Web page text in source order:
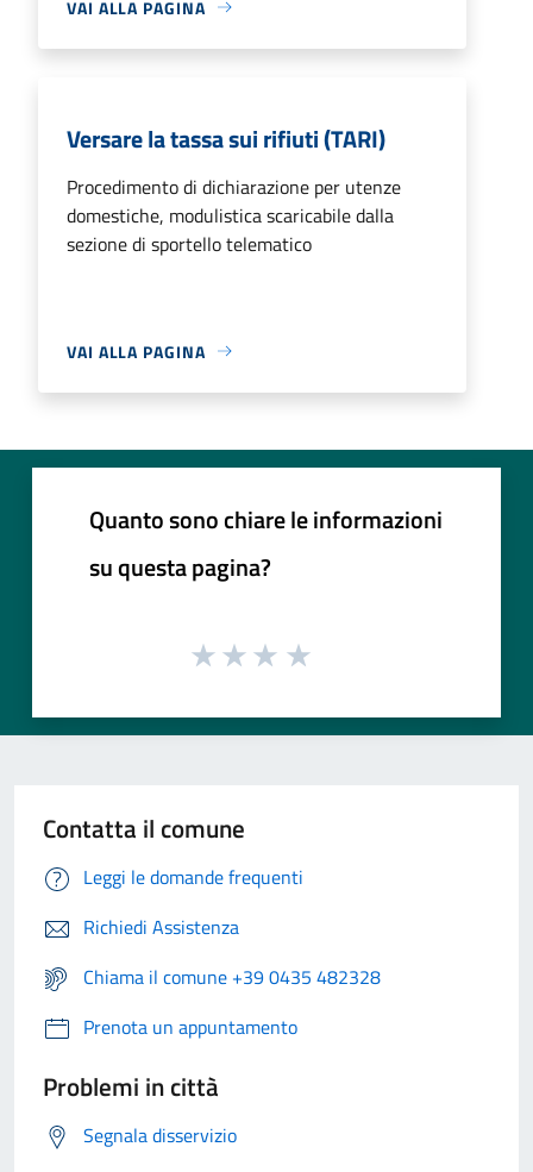
VAI ALLA PAGINA
Versare la tassa sui rifiuti (TARI)
Procedimento di dichiarazione per utenze
domestiche, modulistica scaricabile dalla
sezione di sportello telematico
VAI ALLA PAGINA
Quanto sono chiare le informazioni
su questa pagina?
Contatta il comune
Leggi le domande frequenti
Richiedi Assistenza
Chiama il comune +39 0435 482328
Prenota un appuntamento
Problemi in città
Segnala disservizio